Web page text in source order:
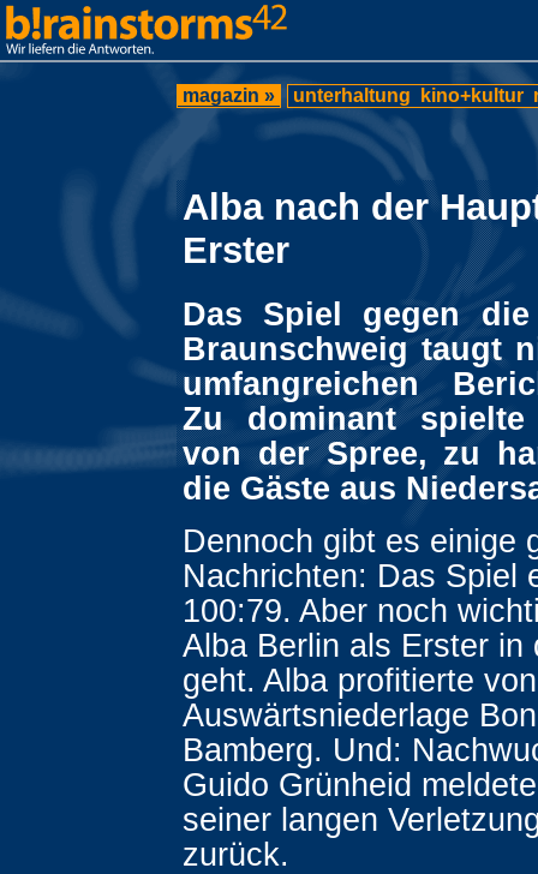
magazin » unterhaltung kino+kultur
Alba nach der
Erster
Das Spiel gegen
Braunschweig taugt
umfangreichen
Zu dominant
von der Spree, zu
die Gäste aus
Dennoch gibt es einige
Nachrichten: Das Spiel
100:79. Aber noch
Alba Berlin als Erster in
geht. Alba profitierte
Auswärtsniederlage
Bamberg. Und:
Guido Grünheid
seiner langen
zurück.